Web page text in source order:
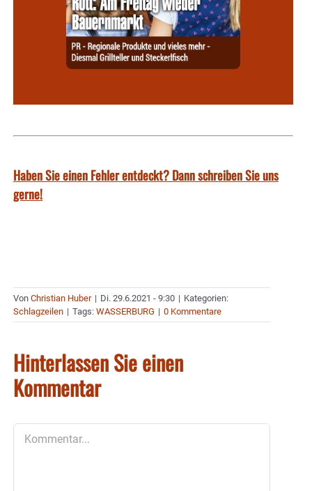
Haben Sie einen Fehler entdeckt? Dann schreiben Sie uns
gerne!
Von Christian Huber | Di. 29.6.2021 - 9:30 | Kategorien:
Schlagzeilen | Tags: WASSERBURG | 0 Kommentare
Hinterlassen Sie einen
Kommentar